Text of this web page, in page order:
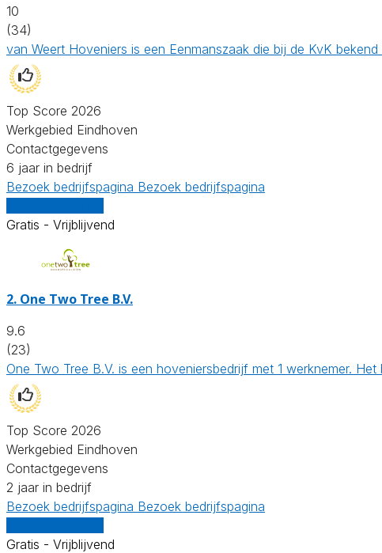
10
(34)
van Weert Hoveniers is een Eenmanszaak die bij de KvK
Top Score 2026
Werkgebied Eindhoven
Contactgegevens
6 jaar in bedrijf
Bezoek bedrijfspagina Bezoek bedrijfspagina
Gratis - Vrijblijvend
2. One Two Tree B.V.
9.6
(23)
One Two Tree B.V. is een hoveniersbedrijf met 1 werknemer.
Top Score 2026
Werkgebied Eindhoven
Contactgegevens
2 jaar in bedrijf
Bezoek bedrijfspagina Bezoek bedrijfspagina
Gratis - Vrijblijvend